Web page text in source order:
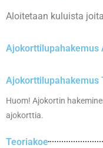
Aloitetaan kuluista
Ajokorttilupahakemus
Ajokorttilupahakemus
Huom! Ajokortin
ajokorttia.
Teoriakoe